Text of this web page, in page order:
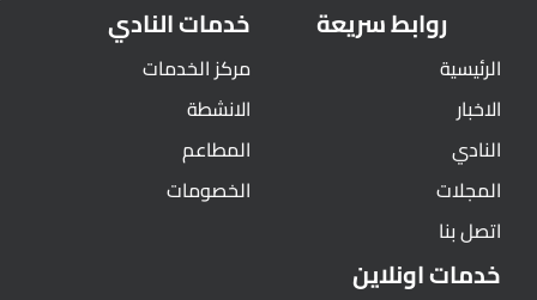
روابط سريعة
الرئيسية
الاخبار
النادي
المجلات
اتصل بنا
خدمات النادي
مركز الخدمات
الانشطة
المطاعم
الخصومات
خدمات اونلاين